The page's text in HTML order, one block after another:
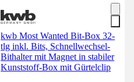
kwb Most Wanted Bit-Box 32-
tlg inkl. Bits, Schnellwechsel-
Bithalter mit Magnet in stabiler
Kunststoff-Box mit Gürtelclip